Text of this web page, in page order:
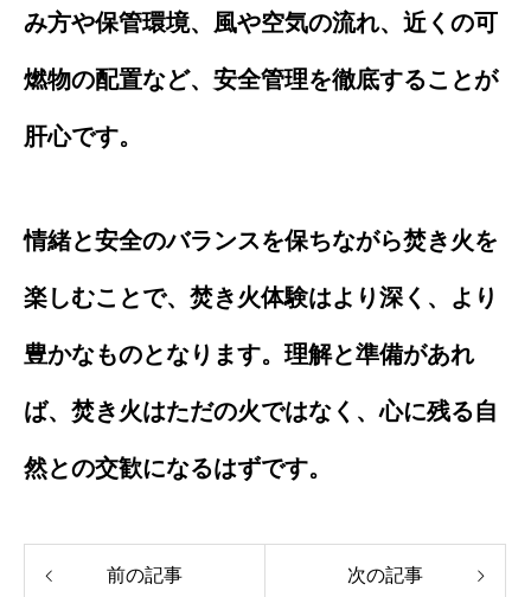
み方や保管環境、風や空気の流れ、近くの可
燃物の配置など、安全管理を徹底することが
肝心です。
情緒と安全のバランスを保ちながら焚き火を
楽しむことで、焚き火体験はより深く、より
豊かなものとなります。理解と準備があれ
ば、焚き火はただの火ではなく、心に残る自
然との交歓になるはずです。
前の記事 次の記事